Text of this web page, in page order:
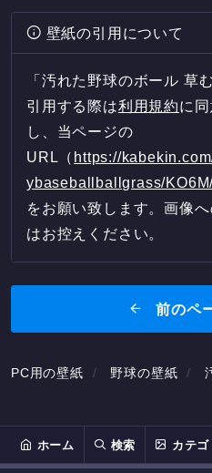
壁紙の引用について
「汚れた野球のボール 草
引用する際は利用規約に
し、当ページの
URL（ https://
ybaseballballgrass/
をお願い致します。画像
はお控えください。
前のペ
PC用の壁紙 野球の壁紙
ホーム 検索 カテゴ